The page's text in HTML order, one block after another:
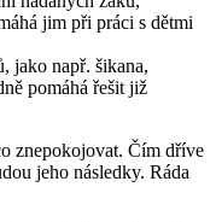
jim při práci s dětmi
jako např. šikana,
pomáhá řešit již
znepokojovat. Čím dříve
jeho následky. Ráda